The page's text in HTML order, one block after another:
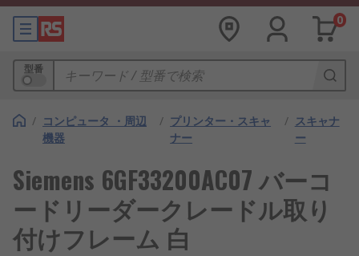
0
型番
/ コンピュータ ・周辺
機器
/ プリンター・スキャ
ナー
/ スキャナ
ー
Siemens 6GF33200AC07 バーコ
ードリーダークレードル取り
付けフレーム 白